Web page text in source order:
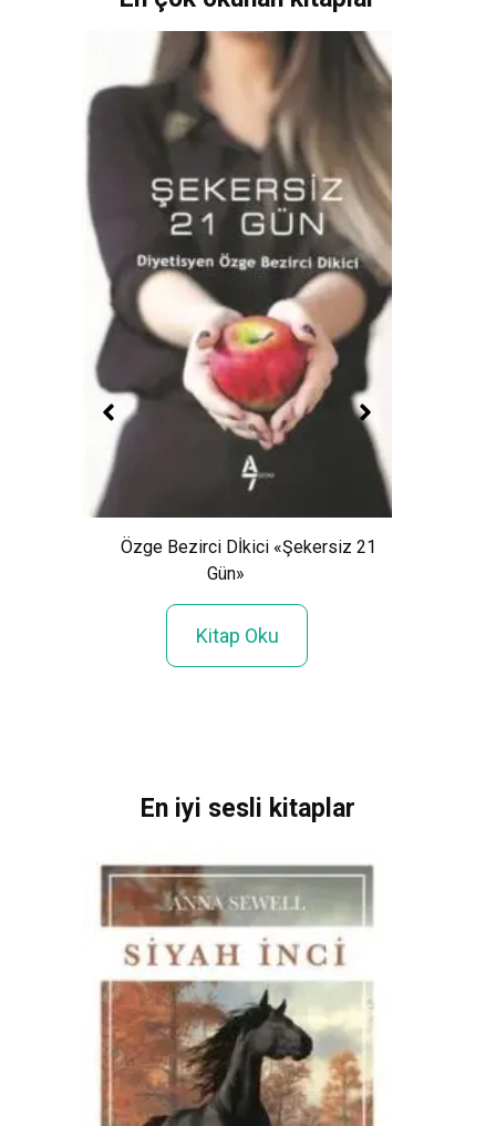
Özge Bezirci Dİkici «Şekersiz 21
Gün»
Kitap Oku
En iyi sesli kitaplar